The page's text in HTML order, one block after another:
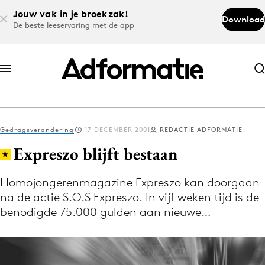
Jouw vak in je broekzak!
De beste leeservaring met de app
Download
Abonneer nu
Abonneer nu
Log in
Download de app
Volg het laatste nieuws via de Adformatie
Nieuws app
Gedragsverandering 17 DECEMBER 2001 REDACTIE ADFORMATIE
Expreszo blijft bestaan
Homojongerenmagazine Expreszo kan doorgaan
na de actie S.O.S Expreszo. In vijf weken tijd is de
benodigde 75.000 gulden aan nieuwe…